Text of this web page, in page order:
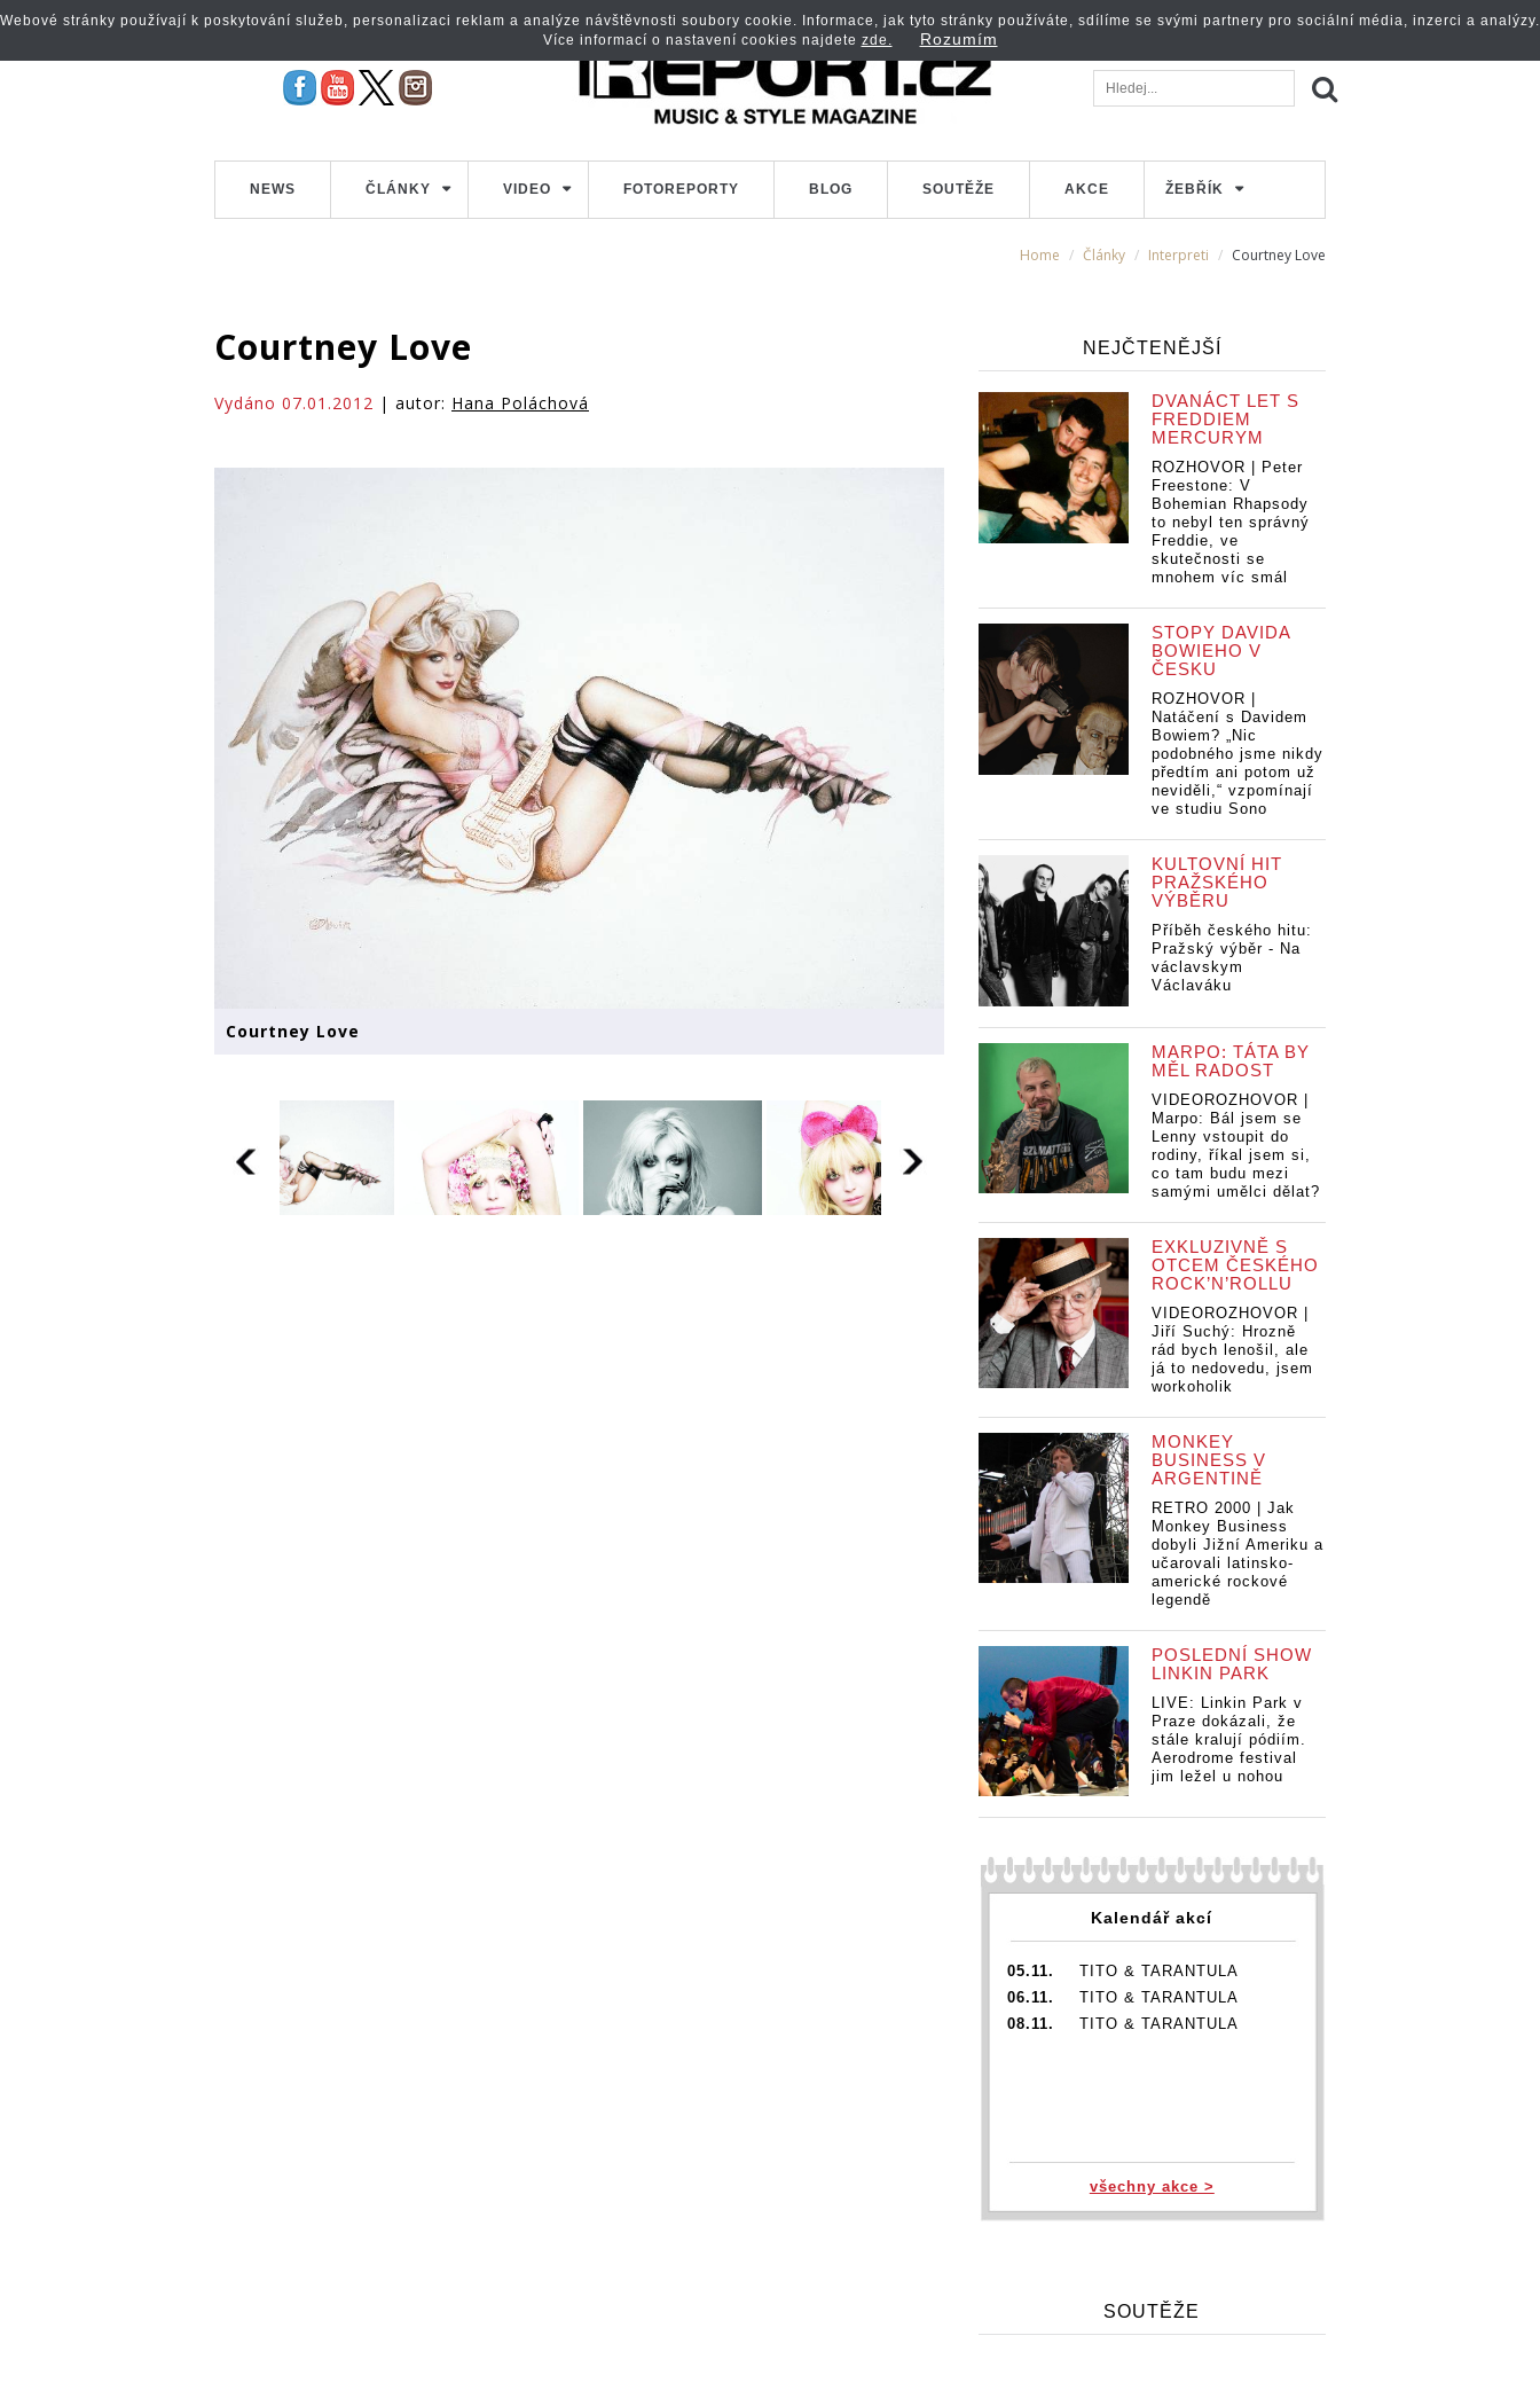
NEWS ČLÁNKY VIDEO FOTOREPORTY BLOG SOUTĚŽE AKCE ŽEBŘÍK
Home Články Interpreti Courtney Love
Courtney Love
Vydáno 07.01.2012 | autor: Hana Poláchová
Courtney Love
NEJČTENĚJŠÍ
DVANÁCT LET S
FREDDIEM
MERCURYM
ROZHOVOR | Peter
Freestone: V
Bohemian Rhapsody
to nebyl ten správný
Freddie, ve
skutečnosti se
mnohem víc smál
STOPY DAVIDA
BOWIEHO V
ČESKU
ROZHOVOR |
Natáčení s Davidem
Bowiem? „Nic
podobného jsme nikdy
předtím ani potom už
neviděli,“ vzpomínají
ve studiu Sono
KULTOVNÍ HIT
PRAŽSKÉHO
VÝBĚRU
Příběh českého hitu:
Pražský výběr - Na
václavskym
Václaváku
MARPO: TÁTA BY
MĚL RADOST
VIDEOROZHOVOR |
Marpo: Bál jsem se
Lenny vstoupit do
rodiny, říkal jsem si,
co tam budu mezi
samými umělci dělat?
EXKLUZIVNĚ S
OTCEM ČESKÉHO
ROCK’N’ROLLU
VIDEOROZHOVOR |
Jiří Suchý: Hrozně
rád bych lenošil, ale
já to nedovedu, jsem
workoholik
MONKEY
BUSINESS V
ARGENTINĚ
RETRO 2000 | Jak
Monkey Business
dobyli Jižní Ameriku a
učarovali latinsko-
americké rockové
legendě
POSLEDNÍ SHOW
LINKIN PARK
LIVE: Linkin Park v
Praze dokázali, že
stále kralují pódiím.
Aerodrome festival
jim ležel u nohou
Kalendář akcí
05.11.
TITO & TARANTULA
06.11.
TITO & TARANTULA
08.11.
TITO & TARANTULA
všechny akce >
SOUTĚŽE
Webové stránky používají k poskytování služeb, personalizaci reklam a analýze návštěvnosti soubory cookie. Informace, jak tyto stránky používáte, sdílíme se svými partnery pro sociální média, inzerci a analýzy.
Více informací o nastavení cookies najdete zde. Rozumím